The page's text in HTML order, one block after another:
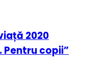
2020
Pentru copii”